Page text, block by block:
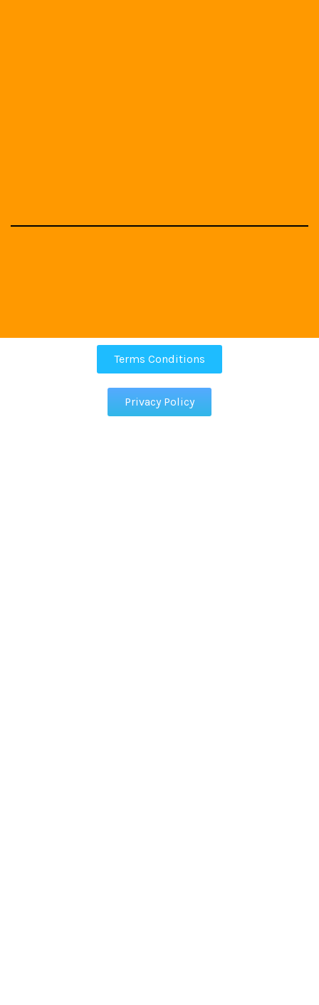
Terms Conditions
Privacy Policy